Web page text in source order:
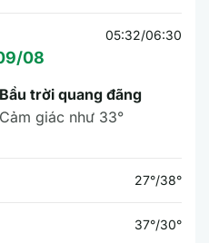
05:32/06:30
08
Bầu trời quang đãng
Cảm giác như 33°
27°/38°
37°/30°